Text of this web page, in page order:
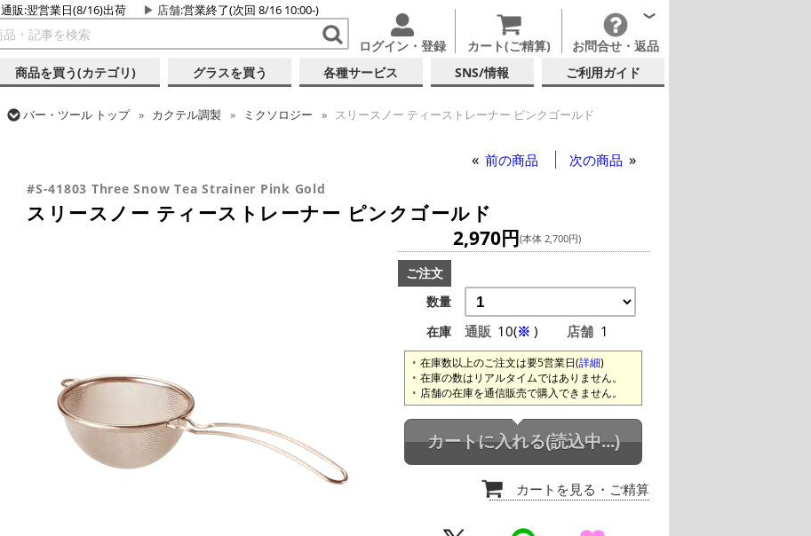
通販:翌営業日(8/16)出荷 店舗:営業終了(次回 8/16 10:00-)
ログイン・登録 カート(ご精算) お問合せ・返品
商品を買う(カテゴリ) グラスを買う 各種サービス SNS/情報 ご利用ガイド
バー・ツール トップ カクテル調製 ミクソロジー
スリースノー ティーストレーナー ピンクゴールド
前の商品 次の商品
#S-41803 Three Snow Tea Strainer Pink Gold
スリースノー ティーストレーナー ピンクゴールド
2,970円(本体 2,700円)
ご注文
数量
在庫
通販 10(※ ) 店舗 1
在庫数以上のご注文は要5営業日(詳細)
在庫の数はリアルタイムではありません。
店舗の在庫を通信販売で購入できません。
カートに入れる(読込中...)
カートを見る ・ご精算